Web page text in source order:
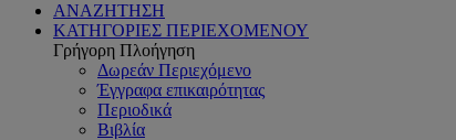
ΑΝΑΖΗΤΗΣΗ
ΚΑΤΗΓΟΡΙΕΣ ΠΕΡΙΕΧΟΜΕΝΟΥ
Γρήγορη Πλοήγηση
Δωρεάν Περιεχόμενο
Έγγραφα επικαιρότητας
Περιοδικά
Βιβλία